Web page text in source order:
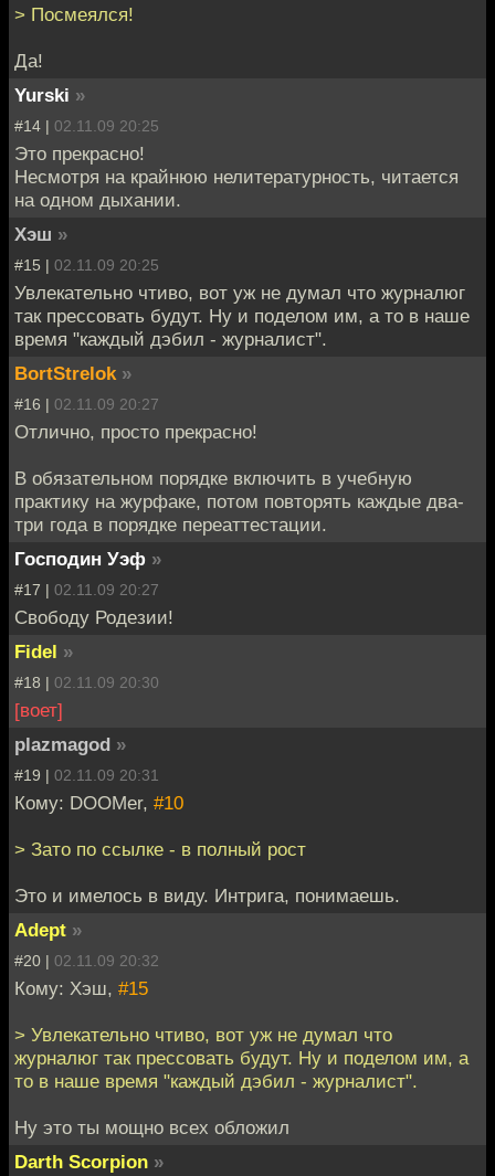
> Посмеялся!
Да!
Yurski »
#14 | 02.11.09 20:25
Это прекрасно!
Несмотря на крайнюю нелитературность, читается
на одном дыхании.
Хэш »
#15 | 02.11.09 20:25
Увлекательно чтиво, вот уж не думал что журналюг
так прессовать будут. Ну и поделом им, а то в наше
время "каждый дэбил - журналист".
BortStrelok »
#16 | 02.11.09 20:27
Отлично, просто прекрасно!
В обязательном порядке включить в учебную
практику на журфаке, потом повторять каждые два-
три года в порядке переаттестации.
Господин Уэф »
#17 | 02.11.09 20:27
Свободу Родезии!
Fidel »
#18 | 02.11.09 20:30
[воет]
plazmagod »
#19 | 02.11.09 20:31
Кому: DOOMer, #10
> Зато по ссылке - в полный рост
Это и имелось в виду. Интрига, понимаешь.
Adept »
#20 | 02.11.09 20:32
Кому: Хэш, #15
> Увлекательно чтиво, вот уж не думал что
журналюг так прессовать будут. Ну и поделом им, а
то в наше время "каждый дэбил - журналист".
Ну это ты мощно всех обложил
Darth Scorpion »